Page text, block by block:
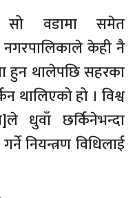
सो वडामा समेत
केही नै
हुन थालेपछि सहरका
थालिएको हो । विश्व
धुवाँ छर्किनेभन्दा
नियन्त्रण विधिलाई